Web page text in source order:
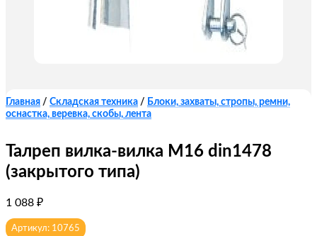
Главная / Складская техника / Блоки, захваты, стропы, ремни,
оснастка, веревка, скобы, лента
Талреп вилка-вилка М16 din1478
(закрытого типа)
1 088 ₽
Артикул: 10765